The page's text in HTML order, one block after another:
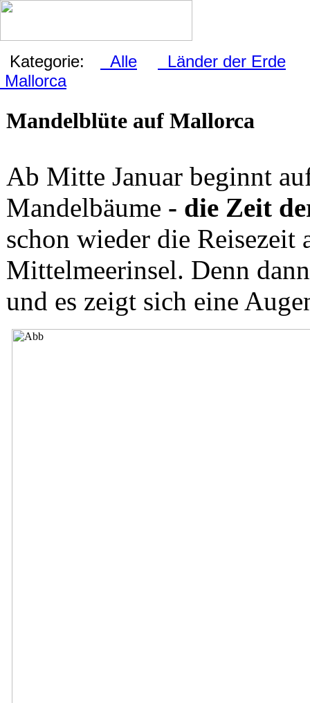
Kategorie: Alle
Länder der Erde
Mallorca
Mandelblüte auf Mallorca
Ab Mitte Januar beginnt
Mandelbäume - die Zeit
schon wieder die Reisezeit
Mittelmeerinsel. Denn
und es zeigt sich eine